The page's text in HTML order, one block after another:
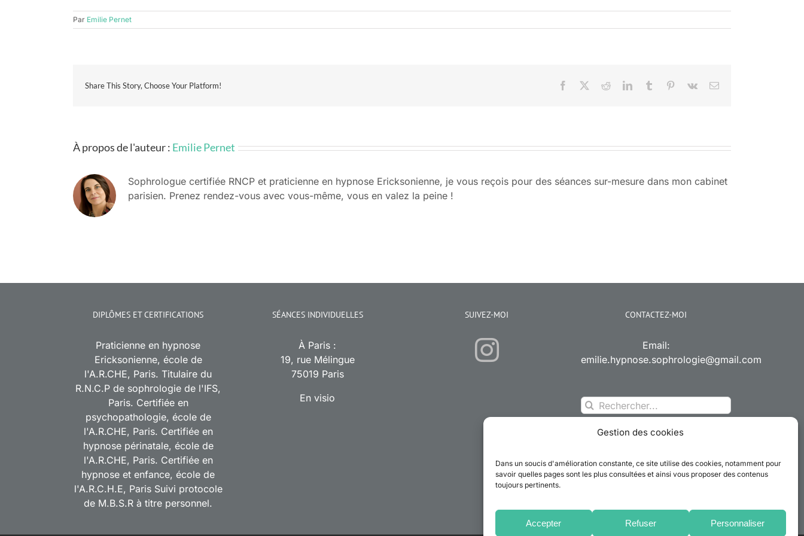
Gestion des cookies
Dans un soucis d'amélioration constante, ce site utilise des cookies, notamment pour
savoir quelles pages sont les plus consultées et ainsi vous proposer des contenus
toujours pertinents.
Accepter Refuser Personnaliser
Par Emilie Pernet
Share This Story, Choose Your Platform! Facebook RedditLinkedInTumblr Pinterest
Vk Email
À propos de l'auteur : Emilie Pernet
Sophrologue certifiée RNCP et praticienne en hypnose Ericksonienne, je vous reçois pour des séances sur-mesure dans mon cabinet
parisien. Prenez rendez-vous avec vous-même, vous en valez la peine !
DIPLÔMES ET CERTIFICATIONS
Praticienne en hypnose
Ericksonienne, école de
l'A.R.CHE, Paris. Titulaire du
R.N.C.P de sophrologie de l'IFS,
Paris. Certifiée en
psychopathologie, école de
l'A.R.CHE, Paris. Certifiée en
hypnose périnatale, école de
l'A.R.CHE, Paris. Certifiée en
hypnose et enfance, école de
l'A.R.C.H.E, Paris Suivi protocole
de M.B.S.R à titre personnel.
SÉANCES INDIVIDUELLES
À Paris :
19, rue Mélingue
75019 Paris
En visio
SUIVEZ-MOI CONTACTEZ-MOI
Email:
emilie.hypnose.sophrologie@gmail.com
Rechercher: